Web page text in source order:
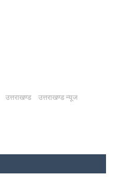
उत्तराखण्ड उत्तराखण्ड न्यूज